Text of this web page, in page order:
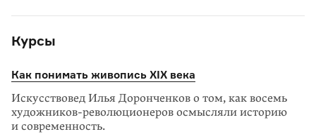
Курсы
Как понимать живопись XIX века
Искусствовед Илья Доронченков о том, как восемь
художников-революционеров осмысляли историю
и современность.